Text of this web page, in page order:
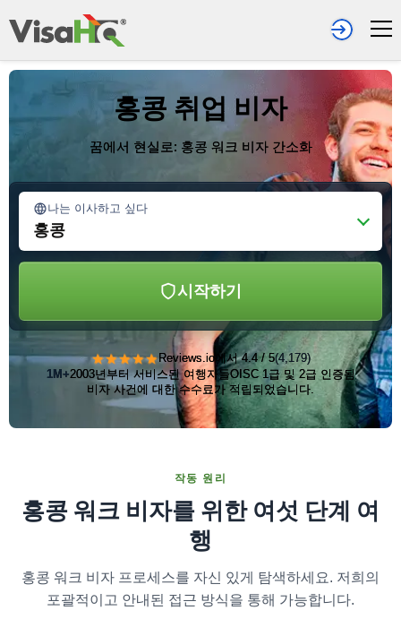
홍콩 취업 비자
꿈에서 현실로: 홍콩 워크 비자 간소화
나는 이사하고 싶다
홍콩
시작하기
★★★★★Reviews.io에서 4.4 / 5(4,179)
1M+2003년부터 서비스된 여행자들OISC 1급 및 2급 인증됨
비자 사건에 대한 수수료가 적립되었습니다.
작동 원리
홍콩 워크 비자를 위한 여섯 단계 여
행
홍콩 워크 비자 프로세스를 자신 있게 탐색하세요. 저희의
포괄적이고 안내된 접근 방식을 통해 가능합니다.